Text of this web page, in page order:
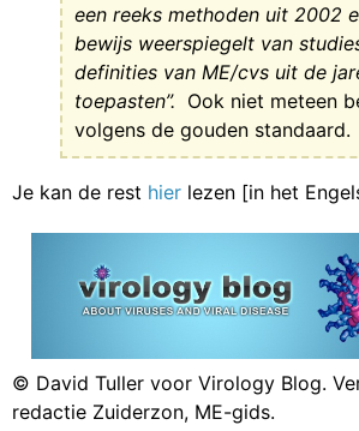
een reeks methoden uit 2002
bewijs weerspiegelt van
definities van ME/cvs uit de
toepasten”. Ook niet meteen
volgens de gouden standaard.
Je kan de rest hier lezen [in het
© David Tuller voor Virology Blog.
redactie Zuiderzon, ME-gids.